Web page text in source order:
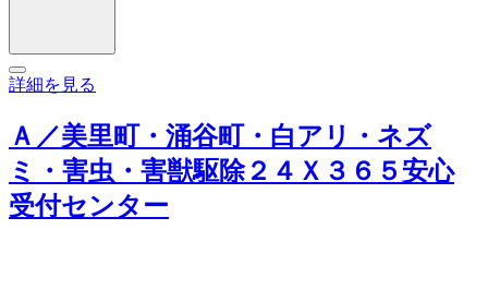
詳細を見る
Ａ／美里町・涌谷町・白アリ・ネズ
ミ・害虫・害獣駆除２４Ｘ３６５安心
受付センター